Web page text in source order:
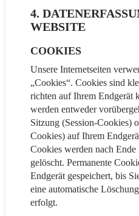
4.
WEBSITE
COOKIES
Unsere Internetseiten
„Cookies“. Cookies sind
richten auf Ihrem Endgerät
werden entweder
Sitzung (Session-Cookies)
Cookies) auf Ihrem
Cookies werden nach Ende
gelöscht. Permanente
Endgerät gespeichert, bis
eine automatische
erfolgt.